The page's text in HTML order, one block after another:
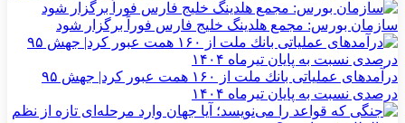
سازمان بورس: مجمع هلدینگ خلیج فارس فوراً برگزار شود
درآمدهای عملیاتی بانك ملت از ۱۶۰ همت عبور كرد| جهش ۹۵
درصدی نسبت به پایان تیرماه ۱۴۰۴